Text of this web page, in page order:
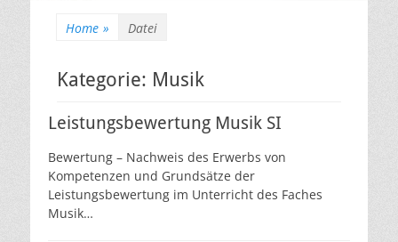
Home » Datei
Kategorie: Musik
Leistungsbewertung Musik SI
Bewertung – Nachweis des Erwerbs von
Kompetenzen und Grundsätze der
Leistungsbewertung im Unterricht des Faches
Musik…